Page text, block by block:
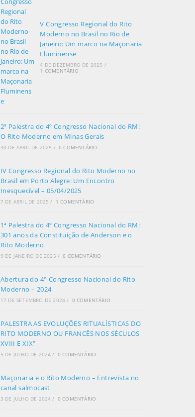
V Congresso Regional do Rito
Moderno no Brasil no Rio de
Janeiro: Um marco na Maçonaria
Fluminense
4 DE DEZEMBRO DE 2025 /
1 COMENTÁRIO
2ª Palestra do 4º Congresso Nacional do RM:
O Rito Moderno em Minas Gerais
30 DE ABRIL DE 2025 / 0 COMENTÁRIO
IV Congresso Regional do Rito Moderno no
Brasil em Porto Alegre: Um Encontro
Inesquecível – 05/04/2025
7 DE ABRIL DE 2025 / 1 COMENTÁRIO
1ª Palestra do 4º Congresso Nacional do RM:
301 anos da Constituição de Anderson e o
Rito Moderno
9 DE JANEIRO DE 2025 / 0 COMENTÁRIO
Abertura do 4° Congresso Nacional do Rito
Moderno – 2024
17 DE SETEMBRO DE 2024 / 0 COMENTÁRIO
PALESTRA AS EVOLUÇÕES RITUALÍSTICAS DO
RITO MODERNO OU FRANCÊS NOS SÉCULOS
XVIII E XIX”
5 DE JULHO DE 2024 / 0 COMENTÁRIO
Maçonaria e o Rito Moderno – Entrevista no
canal salmocast
3 DE JULHO DE 2024 / 0 COMENTÁRIO